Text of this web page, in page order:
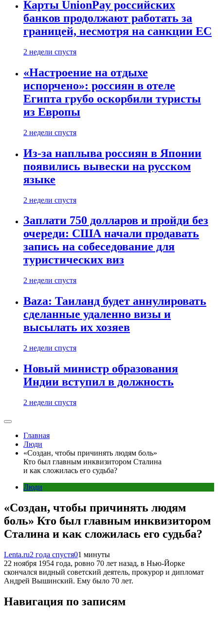
Карты UnionPay российских
банков продолжают работать за
границей, несмотря на санкции ЕС
2 недели спустя
«Настроение на отдыхе
испорчено»: россиян в отеле
Египта грубо оскорбили туристы
из Европы
2 недели спустя
Из-за наплыва россиян в Японии
появились вывески на русском
языке
2 недели спустя
Заплати 750 долларов и пройди без
очереди: США начали продавать
запись на собеседование для
туристических виз
2 недели спустя
Baza: Таиланд будет аннулировать
сделанные удаленно визы и
высылать их хозяев
2 недели спустя
Новый министр образования
Индии вступил в должность
2 недели спустя
Главная
Люди
«Создан, чтобы причинять людям боль»
Кто был главным инквизитором Сталина
и как сложилась его судьба?
Люди
«Создан, чтобы причинять людям
боль» Кто был главным инквизитором
Сталина и как сложилась его судьба?
Lenta.ru2 года спустя01 минуты
22 ноября 1954 года, ровно 70 лет назад, в Нью-Йорке
скончался видный советский деятель, прокурор и дипломат
Андрей Вышинский. Ему было 70 лет.
Навигация по записям